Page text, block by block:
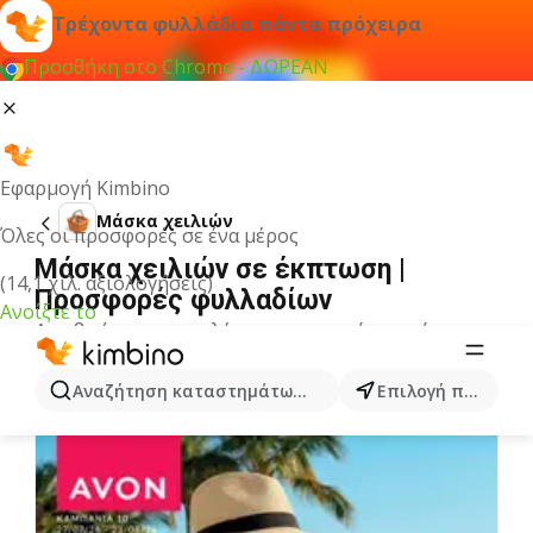
Τρέχοντα φυλλάδια πάντα πρόχειρα
Προσθήκη στο Chrome - ΔΩΡΕΑΝ
Εφαρμογή Kimbino
Όλες οι προσφορές σε ένα μέρος
(14,1 χιλ. αξιολογήσεις)
Ανοίξτε το
Αναζήτηση καταστημάτων, κατηγοριών, προϊόντων...
Επιλογή πόλης
Μάσκα χειλιών
Μάσκα χειλιών σε έκπτωση |
Προσφορές φυλλαδίων
Δεν βρήκαμε αποτελέσματα για αυτόν τον όρο.
Άλλα φυλλάδια από την κατηγορία